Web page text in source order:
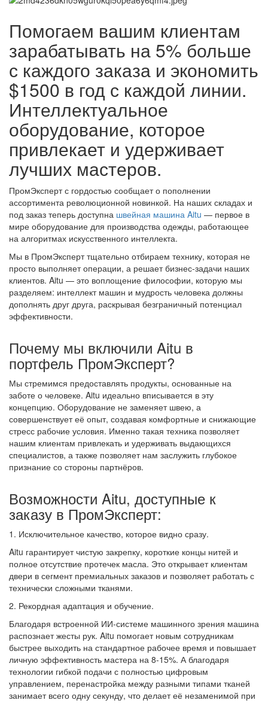
Помогаем вашим клиентам
зарабатывать на 5% больше
с каждого заказа и экономить
$1500 в год с каждой линии.
Интеллектуальное
оборудование, которое
привлекает и удерживает
лучших мастеров.
ПромЭксперт с гордостью сообщает о пополнении
ассортимента революционной новинкой. На наших складах и
под заказ теперь доступна швейная машина Aitu — первое в
мире оборудование для производства одежды, работающее
на алгоритмах искусственного интеллекта.
Мы в ПромЭксперт тщательно отбираем технику, которая не
просто выполняет операции, а решает бизнес-задачи наших
клиентов. Aitu — это воплощение философии, которую мы
разделяем: интеллект машин и мудрость человека должны
дополнять друг друга, раскрывая безграничный потенциал
эффективности.
Почему мы включили Aitu в
портфель ПромЭксперт?
Мы стремимся предоставлять продукты, основанные на
заботе о человеке. Aitu идеально вписывается в эту
концепцию. Оборудование не заменяет швею, а
совершенствует её опыт, создавая комфортные и снижающие
стресс рабочие условия. Именно такая техника позволяет
нашим клиентам привлекать и удерживать выдающихся
специалистов, а также позволяет нам заслужить глубокое
признание со стороны партнёров.
Возможности Aitu, доступные к
заказу в ПромЭксперт:
1. Исключительное качество, которое видно сразу.
Aitu гарантирует чистую закрепку, короткие концы нитей и
полное отсутствие протечек масла. Это открывает клиентам
двери в сегмент премиальных заказов и позволяет работать с
технически сложными тканями.
2. Рекордная адаптация и обучение.
Благодаря встроенной ИИ-системе машинного зрения машина
распознает жесты рук. Aitu помогает новым сотрудникам
быстрее выходить на стандартное рабочее время и повышает
личную эффективность мастера на 8-15%. А благодаря
технологии гибкой подачи с полностью цифровым
управлением, перенастройка между разными типами тканей
занимает всего одну секунду, что делает её незаменимой при